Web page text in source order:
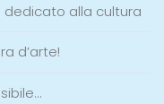
dedicato alla cultura
d’arte!